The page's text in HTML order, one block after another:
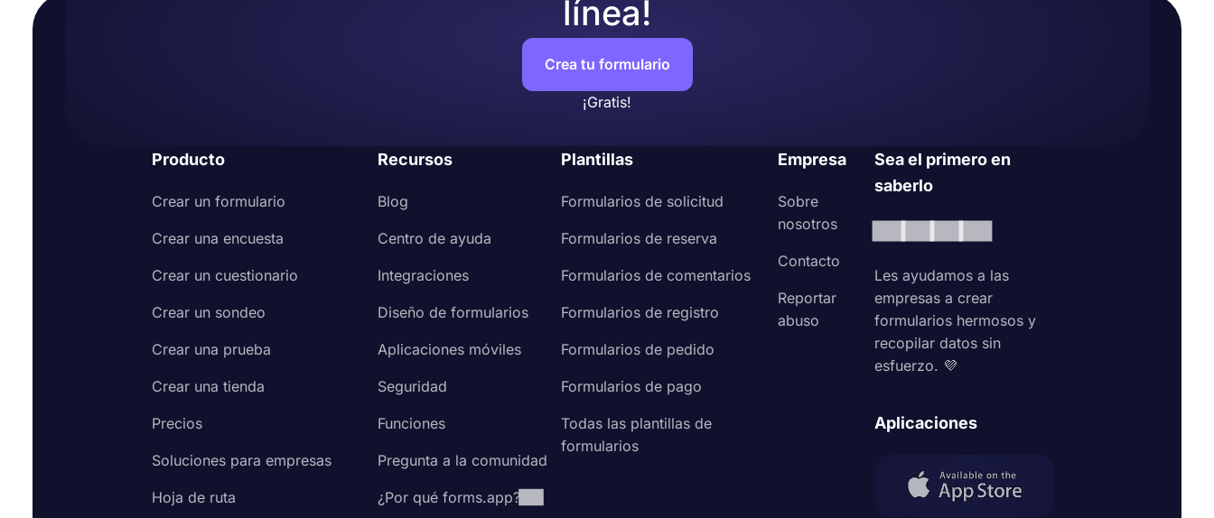
línea!
Crea tu formulario
¡Gratis!
Producto
Crear un formulario
Crear una encuesta
Crear un cuestionario
Crear un sondeo
Crear una prueba
Crear una tienda
Precios
Soluciones para empresas
Hoja de ruta
Recursos
Blog
Centro de ayuda
Integraciones
Diseño de formularios
Aplicaciones móviles
Seguridad
Funciones
Pregunta a la comunidad
¿Por qué forms.app?
Plantillas
Formularios de solicitud
Formularios de reserva
Formularios de comentarios
Formularios de registro
Formularios de pedido
Formularios de pago
Todas las plantillas de
formularios
Empresa
Sobre
nosotros
Contacto
Reportar
abuso
Sea el primero en
saberlo
Les ayudamos a las
empresas a crear
formularios hermosos y
recopilar datos sin
esfuerzo. 💜
Aplicaciones